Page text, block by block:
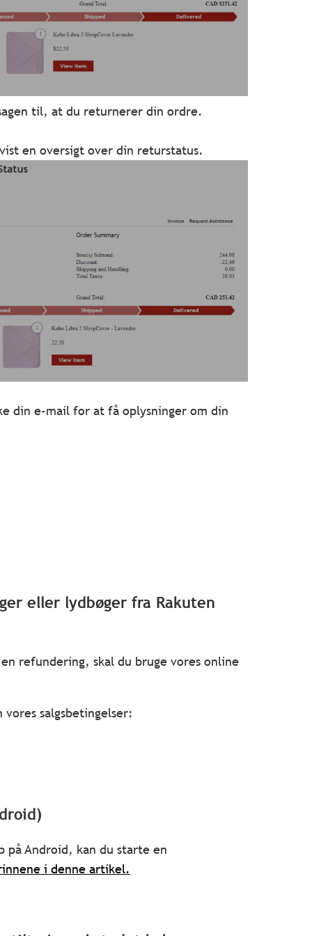
til, at du returnerer din ordre.
en oversigt over din returstatus.
din e-mail for at få oplysninger om din
eller lydbøger fra Rakuten
refundering, skal du bruge vores online
salgsbetingelser:
på Android, kan du starte en
i denne artikel.